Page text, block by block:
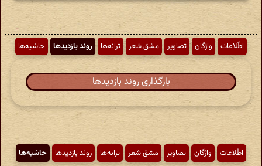
اطّلاعات واژگان تصاویر مشق شعر ترانه‌ها روند بازدیدها حاشیه‌ها
بارگذاری روند بازدیدها
اطّلاعات واژگان تصاویر مشق شعر ترانه‌ها روند بازدیدها حاشیه‌ها